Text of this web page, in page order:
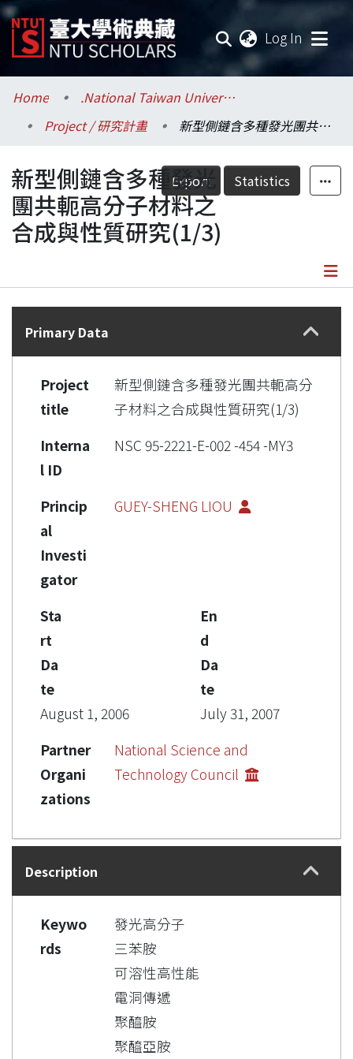
Log In
Communities & Collections
Research Outputs
Fundings & Projects
Researchers
Statistics
Home
.National Taiwan University / 國立臺灣大學
Project / 研究計畫
新型側鏈含多種發光團共軛高分子材料之合成與性質研究(1/3)
Export Statistics
新型側鏈含多種發光
團共軛高分子材料之
合成與性質研究(1/3)
Details
Primary Data
Project
title
新型側鏈含多種發光團共軛高分
子材料之合成與性質研究(1/3)
Interna
l ID
NSC 95-2221-E-002 -454 -MY3
Princip
al
Investi
gator
GUEY-SHENG LIOU
Sta
rt
Da
te
August 1, 2006
En
d
Da
te
July 31, 2007
Partner
Organi
zations
National Science and
Technology Council
Description
Keywo
rds
發光高分子
三苯胺
可溶性高性能
電洞傳遞
聚醯胺
聚醯亞胺